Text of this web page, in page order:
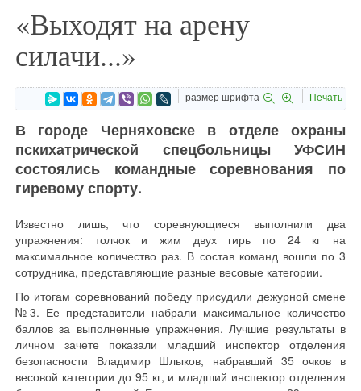
«Выходят на арену
силачи...»
размер шрифта Печать
В городе Черняховске в отделе охраны
пскихатрической спецбольницы УФСИН
состоялись командные соревнования по
гиревому спорту.
Известно лишь, что соревнующиеся выполнили два
упражнения: толчок и жим двух гирь по 24 кг на
максимальное количество раз. В состав команд вошли по 3
сотрудника, представляющие разные весовые категории.
По итогам соревнований победу присудили дежурной смене
№3. Ее представители набрали максимальное количество
баллов за выполненные упражнения. Лучшие результаты в
личном зачете показали младший инспектор отделения
безопасности Владимир Шлыков, набравший 35 очков в
весовой категории до 95 кг, и младший инспектор отделения